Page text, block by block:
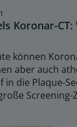
Koronar-CT:
können
aber auch
in die Plaque-
Screening-